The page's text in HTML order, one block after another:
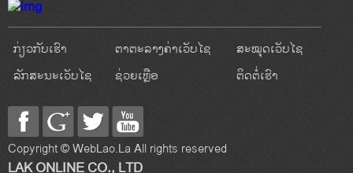
ກ່ຽວກັບເຮົາ ຕາຕະລາງຄ່າເວັບໄຊ
ສະໝຸດເວັບໄຊ
ລັກສະນະເວັບໄຊ
ຊ່ວຍເຫຼືອ ຕິດຕໍ່ເຮົາ
Copyright © WebLao.La All rights reserved
LAK ONLINE CO., LTD